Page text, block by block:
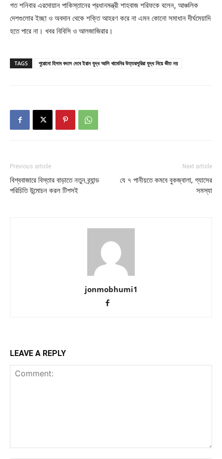
গত শনিবার এরদোয়ান পাকিস্তানের প্রধানমন্ত্রী শাহবাজ শরিফকে বলেন, আঞ্চলিক
দেশগুলোর ইচ্ছা ও অবদান থেকে শক্তি আহরণ করে না এমন কোনো সমাধান দীর্ঘমেয়াদি
হতে পারে না। খবর বিবিসি ও আলজাজিরার।
TAGS পুরোনো হিসাব বদলে দেবে ইরান যুদ্ধ আলি খামেনির উত্তরসূরিরা যুদ্ধ নিয়ে ভীত নয়
Previous article
বিশ্ববাজারে বিস্তার বাড়াতে নতুন ব্র্যান্ড
পরিচিতি উন্মোচন করল টিপসই
Next article
যে ৭ পানীয়তে কমবে বুকজ্বালা, গ্যাসের
সমস্যা
jonmobhumi1
LEAVE A REPLY